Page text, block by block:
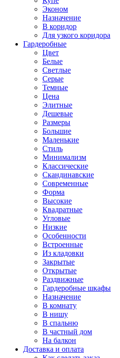
Эконом
Назначение
В коридор
Для узкого коридора
Гардеробные
Цвет
Белые
Светлые
Серые
Темные
Цена
Элитные
Дешевые
Размеры
Большие
Маленькие
Стиль
Минимализм
Классические
Скандинавские
Современные
Форма
Высокие
Квадратные
Угловые
Низкие
Особенности
Встроенные
Из кладовки
Закрытые
Открытые
Раздвижные
Гардеробные шкафы
Назначение
В комнату
В нишу
В спальню
В частный дом
На балкон
Доставка и оплата